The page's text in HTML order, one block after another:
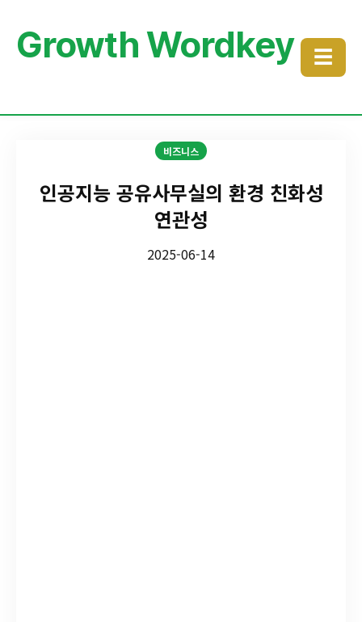
Growth Wordkey ☰
비즈니스
인공지능 공유사무실의 환경 친화성
연관성
2025-06-14